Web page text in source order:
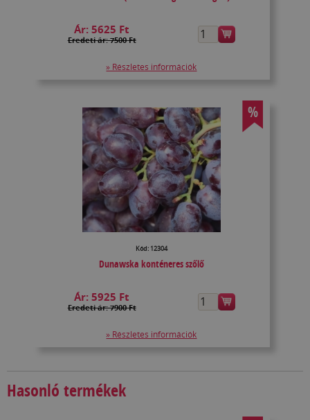
Ár:5625 Ft
Eredeti ár: 7500 Ft
» Részletes információk
%
Kód: 12304
Dunawska konténeres szőlő
Ár:5925 Ft
Eredeti ár: 7900 Ft
» Részletes információk
Hasonló termékek